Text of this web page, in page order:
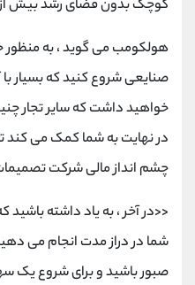
کوچک بدون فضای رشد بیش
هولکومب می گوید ، به منظور
صنایعی شروع کنید که بسیار با
خواهید داشت که سایر تجار
در نهایت به شما کمک می کند
چشم انداز مالی شرکت
<<در آخر ، به یاد داشته
شما در دراز مدت انجام می
صبور باشید و برای شروع یک